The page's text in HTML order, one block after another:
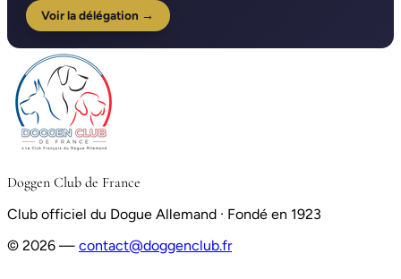
Voir la délégation →
Doggen Club de France
Club officiel du Dogue Allemand · Fondé en 1923
© 2026 — contact@doggenclub.fr